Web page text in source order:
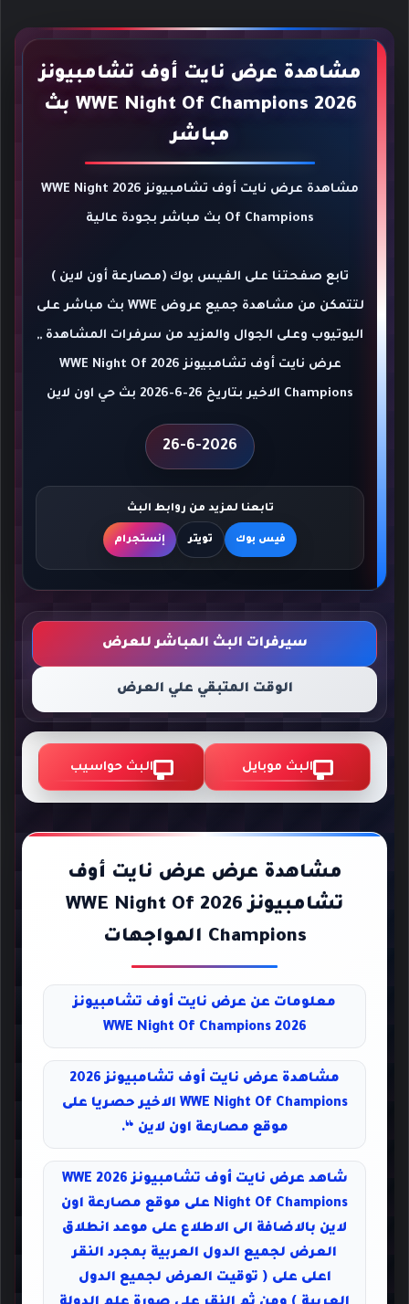
مشاهدة عرض نايت أوف تشامبيونز
2026 WWE Night Of Champions بث
مباشر
مشاهدة عرض نايت أوف تشامبيونز 2026 WWE Night
Of Champions بث مباشر بجودة عالية
تابع صفحتنا على الفيس بوك (مصارعة أون لاين )
لتتمكن من مشاهدة جميع عروض WWE بث مباشر على
اليوتيوب وعلى الجوال والمزيد من سرفرات المشاهدة ,,
عرض نايت أوف تشامبيونز 2026 WWE Night Of
Champions الاخير بتاريخ 26-6-2026 بث حي اون لاين
26-6-2026
تابعنا لمزيد من روابط البث
فيس بوك تويتر إنستجرام
سيرفرات البث المباشر للعرض
الوقت المتبقي علي العرض
البث موبايل البث حواسيب
مشاهدة عرض عرض نايت أوف
تشامبيونز 2026 WWE Night Of
Champions المواجهات
معلومات عن عرض نايت أوف تشامبيونز
2026 WWE Night Of Champions
مشاهدة عرض نايت أوف تشامبيونز 2026
WWE Night Of Champions الاخير حصريا على
موقع مصارعة اون لاين “.
شاهد عرض نايت أوف تشامبيونز 2026 WWE
Night Of Champions على موقع مصارعة اون
لاين بالاضافة الى الاطلاع على موعد انطلاق
العرض لجميع الدول العربية بمجرد النقر
اعلى على ( توقيت العرض لجميع الدول